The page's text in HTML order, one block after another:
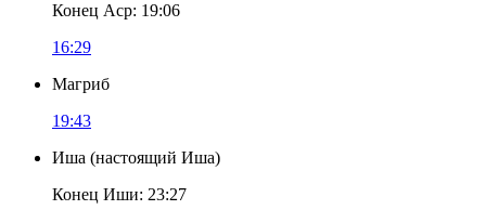
Конец Аср: 19:06
16:29
Магриб
19:43
Иша (настоящий Иша)
Конец Иши: 23:27